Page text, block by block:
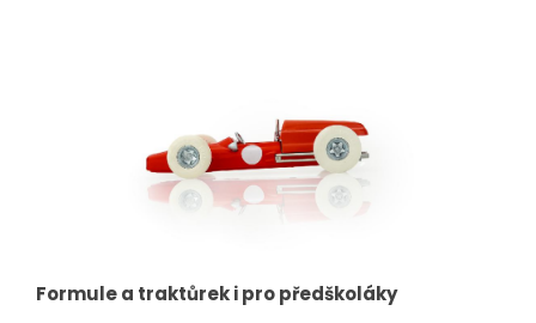
Formule a traktůrek i pro předškoláky